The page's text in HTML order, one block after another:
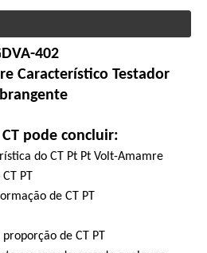
402
Característico Testador
CT pode concluir:
do CT Pt Pt Volt-Amamre
PT
de CT PT
de CT PT